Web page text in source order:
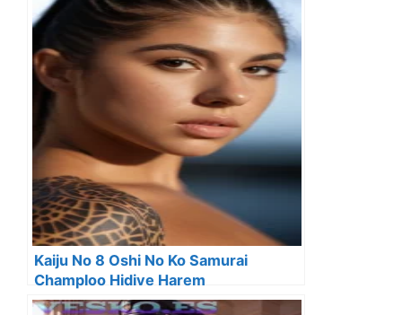
Kaiju No 8 Oshi No Ko Samurai
Champloo Hidive Harem